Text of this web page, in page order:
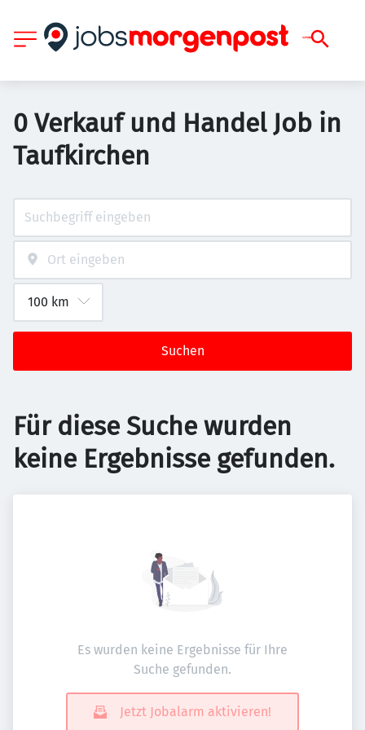
0 Verkauf und Handel Job in
Taufkirchen
Suchen
Für diese Suche wurden
keine Ergebnisse gefunden.
Es wurden keine Ergebnisse für Ihre
Suche gefunden.
Jetzt Jobalarm aktivieren!